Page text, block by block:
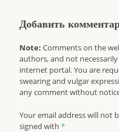
Добавить
Note: Comments on the
authors, and not
internet portal. You are
swearing and vulgar
any comment without
Your email address will not
signed with*